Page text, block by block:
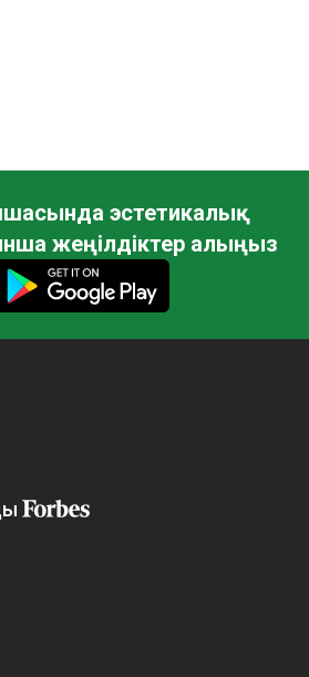
эстетикалық
жеңілдіктер алыңыз